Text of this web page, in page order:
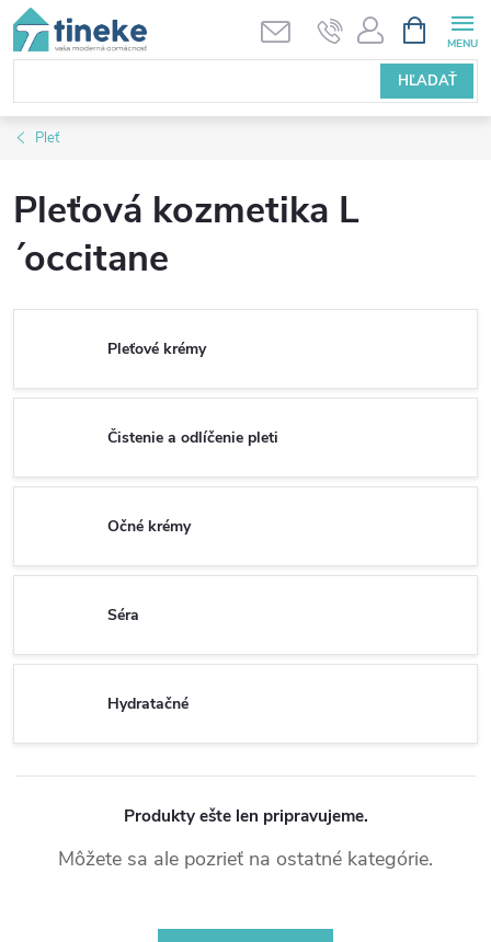
Prejsť
obsah
HĽADAŤ
KOŠÍK
Pleť
Pleťová kozmetika L
´occitane
Pleťové krémy
Čistenie a odlíčenie pleti
Očné krémy
Séra
Hydratačné
Produkty ešte len pripravujeme.
Môžete sa ale pozrieť na ostatné kategórie.